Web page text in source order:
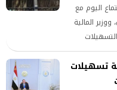
اليوم مع
المالية
وتعزيز الثقة
الامتثال
تسهيلات